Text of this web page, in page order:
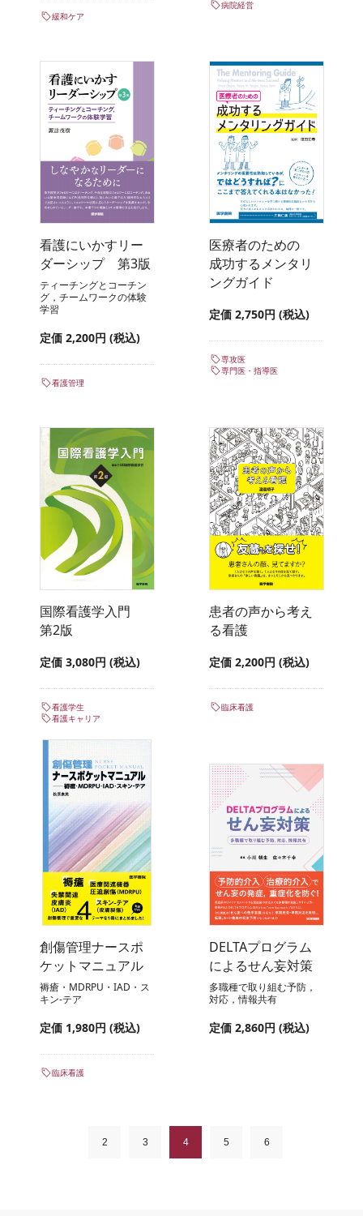
緩和ケア
病院経営
看護にいかすリー
ダーシップ 第3版
ティーチングとコーチン
グ，チームワークの体験
学習
定価 2,200円 (税込)
看護管理
医療者のための
成功するメンタリ
ングガイド
定価 2,750円 (税込)
専攻医
専門医・指導医
国際看護学入門
第2版
定価 3,080円 (税込)
看護学生
看護キャリア
患者の声から考え
る看護
定価 2,200円 (税込)
臨床看護
創傷管理ナースポ
ケットマニュアル
褥瘡・MDRPU・IAD・ス
キン-テア
定価 1,980円 (税込)
臨床看護
DELTAプログラム
によるせん妄対策
多職種で取り組む予防，
対応，情報共有
定価 2,860円 (税込)
2 3 4 5 6